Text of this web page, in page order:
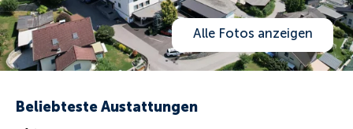
Alle Fotos anzeigen
Beliebteste Austattungen